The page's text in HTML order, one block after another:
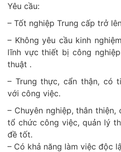
Yêu cầu:
– Tốt nghiệp Trung cấp trở
– Không yêu cầu kinh
lĩnh vực thiết bị công
thuật .
– Trung thực, cẩn thận, có
với công việc.
– Chuyên nghiệp, thân
tổ chức công việc, quản lý
đề tốt.
– Có khả năng làm việc độc